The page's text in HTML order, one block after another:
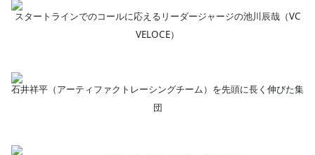
スタートラインでのコールに応えるリーダージャージの池川辰哉（VC
VELOCE）
石井祥平（アーティファクトレーシングチーム）を先頭に長く伸びた集
団